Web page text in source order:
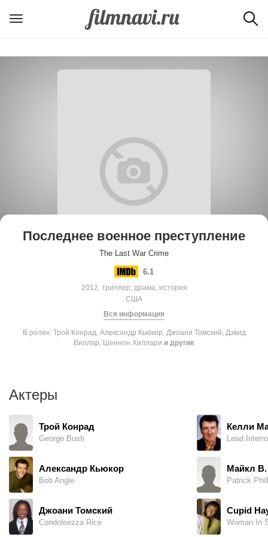
Последнее военное преступление
The Last War Crime
6.1
2012, триллер, драма, история
США
Вся информация
В ролях: Трой Конрад, Александр Кьюкор, Джоани Томский, Дэвид
Виллар, Шеннон Хиллари и другие
Актеры
Трой Конрад
George Bush
Александр Кьюкор
Bob Angle
Джоани Томский
Condoleezza Rice
Келли
Lead
Майкл В.
Patrick
Cupid
Woman In